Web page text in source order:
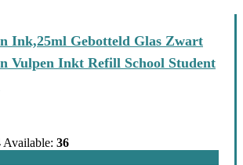
Ink,25ml Gebotteld Glas Zwart
Vulpen Inkt Refill School Student
Available: 36